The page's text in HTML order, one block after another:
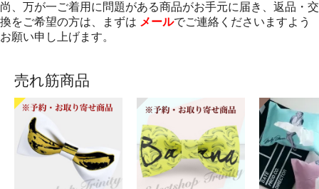
尚、万が一ご着用に問題がある商品がお手元に届き、返品・交
換をご希望の方は、まずは メールでご連絡くださいますよう
お願い申し上げます。
売れ筋商品